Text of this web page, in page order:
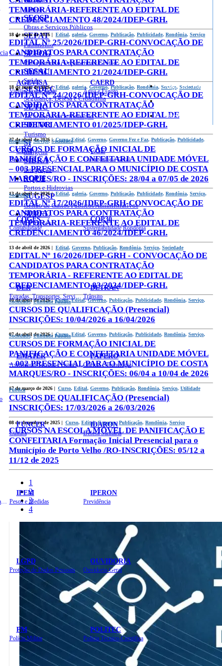
AGEVISA
Vigilância em Saúde
CAERD
Água e Esgoto
CBM
Bombeiros
CGE
Controladoria Geral
COGES
Contabilidade
COP30
Sustentabilidade Rondônia
DER
Estradas, Transportes, Serviços Públicos
DETRAN
Trânsito
EMATER
Assistência Técnica e Extensão Rural
FAPERO
Ciência e Tecnologia
FUNCER
Cultura
IDARON
Defesa Sanitária
IPEM
Pesos e Medidas
IPERON
Previdência
LGPD
Proteção de Dados Pessoais
OUVIDORIA
Ouvidoria-Geral
PM
Polícia Militar
POLITEC
Polícia Técnico-Científica
Mapa do Site
Sites
Justiça
SEOSP
Obras e Serviços Públicos
SEPAT
Patrimônio
SEPOG
Planejamento, Orçamento e Gestão
SESAU
Saúde
SESDEC
Segurança, Defesa e Cidadania
SETIC
Tecnologia da Informação
SETUR
Turismo
SI
Indígena
SIBRA
Integração
SOPH
Portos e Hidrovias
SUGESP
Gestão de Gastos Públicos Administrativos
SUPEL
Licitações
TEMPORÁRIA-REFERENTE AO EDITAL DE
CREDENCIAMENTO 48/2024/IDEP-GRH.
18 de maio de 2026 | Edital, galeria, Governo, Publicação, Publicidade, Rondônia, Serviço
EDITAL Nº 25/2026/IDEP-GRH-CONVOCAÇÃO DE
CANDIDATOS PARA CONTRATAÇÃO
TEMPORÁRIA-REFERENTE AO EDITAL DE
CREDENCIAMENTO 21/2024/IDEP-GRH.
18 de maio de 2026 |Edital, galeria, Governo,Publicação, Rondônia, Serviço, Sociedade
EDITAL Nº 24/2026/IDEP-GRH-CONVOCAÇÃO DE
CANDIDATOS PARA CONTRATAÇÃO
TEMPORÁRIA-REFERENTE AO EDITAL DE
CREDENCIAMENTO 01/2025/IDEP-GRH.
27 de abril de 2026 |Curso,Edital, Governo, Governo Fez e Faz, Publicação, Publicidade,
Rondônia,Serviço, Sociedade
CURSOS DE FORMAÇÃO INICIAL DE
PANIFICAÇÃO E CONFEITARIA UNIDADE MÓVEL
– 003 PRESENCIAL PARA O MUNICÍPIO DE COSTA
MARQUES/RO - INSCRIÇÕES: 28/04 a 07/05 de 2026
13 de abril de 2026 |Edital, galeria, Governo, Publicação, Publicidade, Rondônia, Serviço,
Sociedade
EDITAL Nº 17/2026/IDEP-GRH-CONVOCAÇÃO DE
CANDIDATOS PARA CONTRATAÇÃO
TEMPORÁRIA-REFERENTE AO EDITAL DE
CREDENCIAMENTO 46/2024/IDEP-GRH.
13 de abril de 2026 | Edital, Governo, Publicação, Rondônia, Serviço, Sociedade
EDITAL Nº 16/2026/IDEP-GRH - CONVOCAÇÃO DE
CANDIDATOS PARA CONTRATAÇÃO
TEMPORÁRIA - REFERENTE AO EDITAL DE
CREDENCIAMENTO 83/2024/IDEP-GRH.
10 de abril de 2026 |Curso,Edital,Governo, Publicação, Publicidade, Rondônia, Serviço,
Sociedade,Utilidade Pública
CURSOS DE QUALIFICAÇÃO (Presencial)
INSCRIÇÕES: 10/04/2026 a 16/04/2026
07 de abril de 2026 |Curso,Edital, Governo, Publicação, Publicidade, Rondônia, Serviço,
Sociedade,Utilidade Pública
CURSOS DE FORMAÇÃO INICIAL DE
PANIFICAÇÃO E CONFEITARIA UNIDADE MÓVEL
– 002 PRESENCIAL PARA O MUNICÍPIO DE COSTA
MARQUES/RO - INSCRIÇÕES: 06/04 a 10/04 de 2026
17 de março de 2026 | Curso, Edital, Governo, Publicação, Rondônia, Serviço, Utilidade
Pública
CURSOS DE QUALIFICAÇÃO (Presencial)
INSCRIÇÕES: 17/03/2026 a 26/03/2026
08 de dezembro de 2025 | Curso, Edital,Governo,Publicação, Rondônia, Serviço
CURSOS NA ESCOLA MÓVEL DE PANIFICAÇÃO E
CONFEITARIA Formação Inicial Presencial para o
Município de Porto Velho /RO-INSCRIÇÕES: 05/12 a
11/12 de 2025
1
2
3
4